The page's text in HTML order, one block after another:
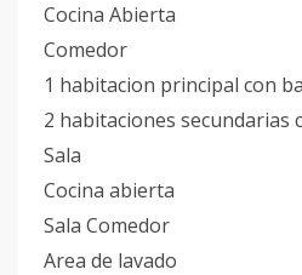
Cocina Abierta
Comedor
1 habitacion principal con
2 habitaciones secundarias
Sala
Cocina abierta
Sala Comedor
Area de lavado